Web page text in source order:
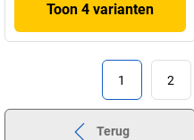
Toon 4 varianten
1 2
Terug